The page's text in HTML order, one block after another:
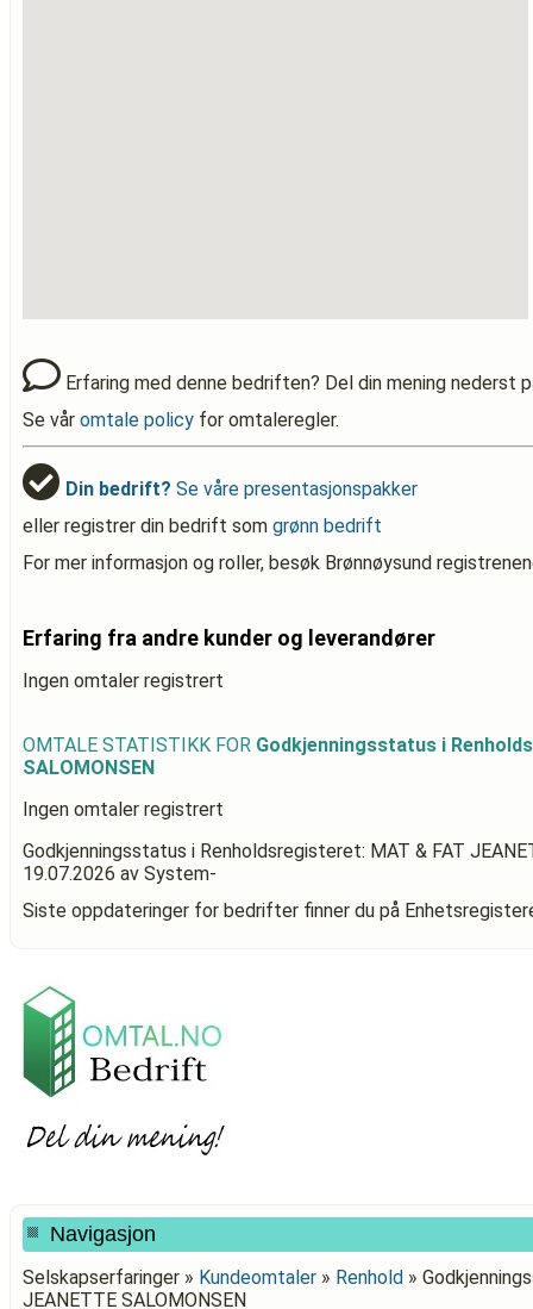
Erfaring med denne bedriften? Del din mening nederst
Se vår omtale policy for omtaleregler.
Din bedrift? Se våre presentasjonspakker
eller registrer din bedrift som grønn bedrift
For mer informasjon og roller, besøk Brønnøysund
Erfaring fra andre kunder og leverandører
Ingen omtaler registrert
OMTALE STATISTIKK FOR Godkjenningsstatus i
SALOMONSEN
Ingen omtaler registrert
Godkjenningsstatus i Renholdsregisteret: MAT & FAT
19.07.2026 av System-
Siste oppdateringer for bedrifter finner du på
Navigasjon
Selskapserfaringer » Kundeomtaler » Renhold »
JEANETTE SALOMONSEN